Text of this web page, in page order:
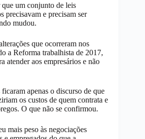
um conjunto de leis
precisavam e precisam ser
mudou.
que ocorreram nos
a Reforma trabalhista de 2017,
atender aos empresários e não
apenas o discurso de que
os custos de quem contrata e
O que não se confirmou.
mais peso às negociações